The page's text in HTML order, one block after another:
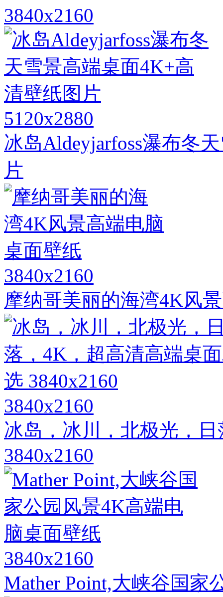
3840x2160
5120x2880
冰岛Aldeyjarfoss瀑布冬
片
3840x2160
摩纳哥美丽的海湾4K风
3840x2160
冰岛，冰川，北极光，
3840x2160
3840x2160
Mather Point,大峡谷国家